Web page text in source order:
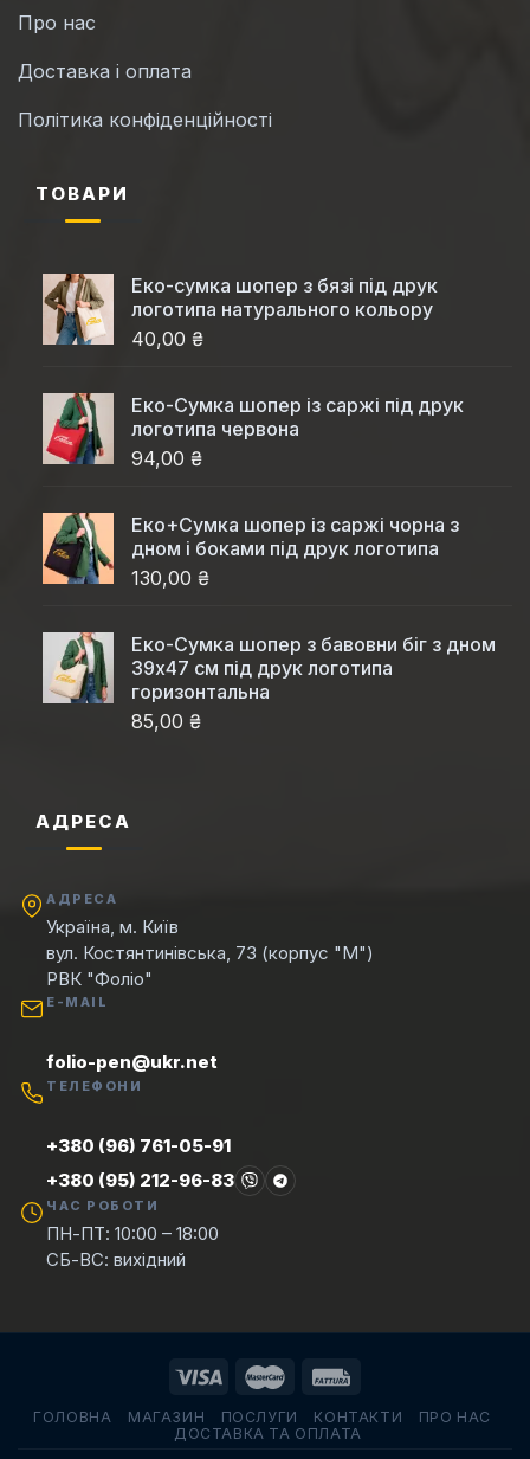
Про нас
Доставка і оплата
Політика конфіденційності
ТОВАРИ
Еко-сумка шопер з бязі під друк
логотипа натурального кольору
40,00 ₴
Еко-Cумка шопер із саржі під друк
логотипа червона
94,00 ₴
Еко+Сумка шопер із саржі чорна з
дном і боками під друк логотипа
130,00 ₴
Еко-Сумка шопер з бавовни біг з дном
39x47 см під друк логотипа
горизонтальна
85,00 ₴
АДРЕСА
АДРЕСА
Україна, м. Київ
вул. Костянтинівська, 73 (корпус "М")
РВК "Фоліо"
E-MAIL
folio-pen@ukr.net
ТЕЛЕФОНИ
+380 (96) 761-05-91
+380 (95) 212-96-83
ЧАС РОБОТИ
ПН-ПТ: 10:00 – 18:00
СБ-ВС: вихідний
ГОЛОВНА МАГАЗИН ПОСЛУГИ КОНТАКТИ
ПРО НАС
ДОСТАВКА ТА ОПЛАТА